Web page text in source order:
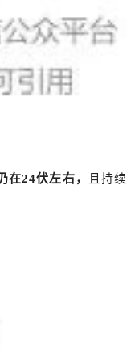
在24伏左右，
且持续